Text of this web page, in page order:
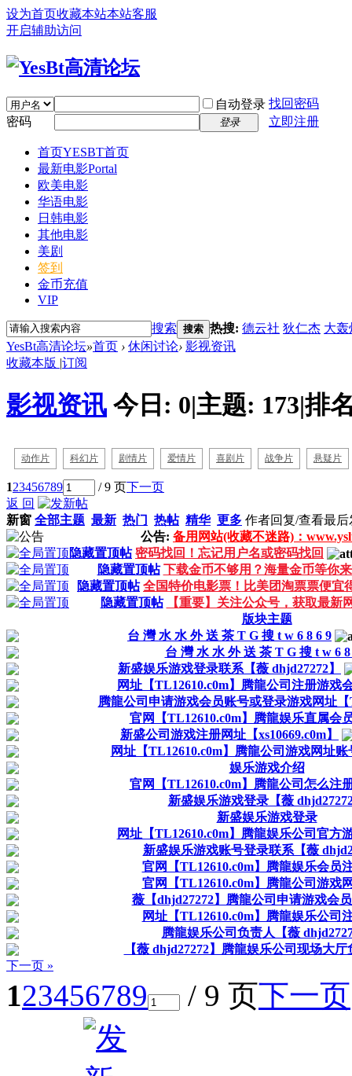
设为首页收藏本站本站客服
开启辅助访问
自动登录 找回密码
密码
登录 立即注册
首页YESBT首页
最新电影Portal
欧美电影
华语电影
日韩电影
其他电影
美剧
签到
金币充值
VIP
搜索 搜索 热搜: 德云社 狄仁杰 大轰
YesBt高清论坛»首页 › 休闲讨论› 影视资讯
收藏本版 |订阅
影视资讯 今日: 0|主题: 173|排
动作片 科幻片 剧情片 爱情片 喜剧片 战争片 悬疑片
123456789 / 9 页下一页
返 回
新窗 全部主题 最新 热门 热帖 精华 更多 作者回复/查看最后
公告: 备用网站(收藏不迷路)：
隐藏置顶帖 密码找回！忘记用户名或密码找回
隐藏置顶帖 下载金币不够用？海量金币等你
隐藏置顶帖 全国特价电影票！比美团淘票票便宜
隐藏置顶帖
【重要】关注公众号，获取最新
版块主题
台 灣 水 水 外 送 茶 T G 搜 t w 6 8 6 9
台 灣 水 水 外 送 茶 T G 搜 t w 6 8
新盛娱乐游戏登录联系【薇 dhjd27272】
网址【TL12610.c0m】腾龍公司注册游戏
腾龍公司申请游戏会员账号或登录游戏网址【
官网【TL12610.c0m】腾龍娱乐直属会
新盛公司游戏注册网址【xs10669.c0m】
网址【TL12610.c0m】腾龍公司游戏网址
娱乐游戏介绍
官网【TL12610.c0m】腾龍公司怎么注
新盛娱乐游戏登录【薇
新盛娱乐游戏登录
网址【TL12610.c0m】腾龍娱乐公司官方
新盛娱乐游戏账号登录联系【薇
官网【TL12610.c0m】腾龍娱乐会员
官网【TL12610.c0m】腾龍公司游戏
薇【dhjd27272】腾龍公司申请游戏会
网址【TL12610.c0m】腾龍娱乐公司
腾龍娱乐公司负责人【薇
【薇 dhjd27272】腾龍娱乐公司现场大
下一页 »
123456789 / 9 页下一页